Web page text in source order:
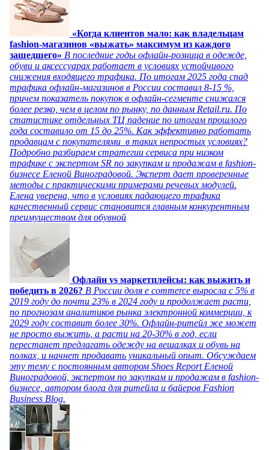
«Когда клиентов мало: как владельцам
fashion-магазинов «выжать» максимум из каждого
зашедшего» В последние годы офлайн-розница в одежде,
обуви и аксессуарах работает в условиях устойчивого
снижения входящего трафика. По итогам 2025 года спад
трафика офлайн-магазинов в России составил 8-15 %,
причем показатель покупок в офлайн-сегменте снижался
более резко, чем в целом по рынку, по данным Retail.ru. По
статистике отдельных ТЦ падение по итогам прошлого
года составило от 15 до 25%. Как эффективно работать
продавцам с покупателями в таких непростых условиях?
Подробно разбираем стратегии сервиса при низком
трафике с экспертом SR по закупкам и продажам в fashion-
бизнесе Еленой Виноградовой. Эксперт дает проверенные
методы с практическими примерами речевых модулей.
Елена уверена, что в условиях падающего трафика
качественный сервис становится главным конкурентным
преимуществом для обувной
Офлайн vs маркетплейсы: как выжить и
победить в 2026? В России доля e commerce выросла с 5% в
2019 году до почти 23% в 2024 году и продолжает расти,
по прогнозам аналитиков рынка электронной коммерции, к
2029 году составит более 30%. Офлайн-ритейл же может
не просто выжить, а расти на 20-30% в год, если
перестанет предлагать одежду на вешалках и обувь на
полках, и начнет продавать уникальный опыт. Обсуждаем
эту тему с постоянным автором Shoes Report Еленой
Виноградовой, экспертом по закупкам и продажам в fashion-
бизнесе, автором блога для ритейла и байеров Fashion
Business Blog.